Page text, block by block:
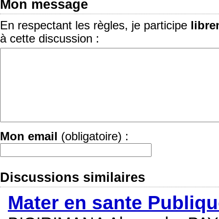
Mon message
En respectant les règles, je participe
à cette discussion :
Mon email (obligatoire) :
Discussions similaires
Mater en sante